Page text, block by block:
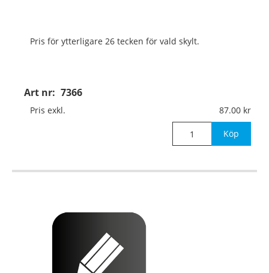
Art nr: 7366
Pris för ytterligare 26 tecken för vald skylt.
Pris exkl. 87.00
Köp